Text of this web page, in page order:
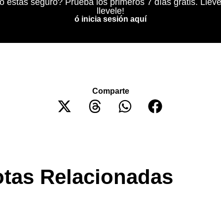
estás seguro? Prueba los primeros 7 días grátis.
llevele!
ó inicia sesión aquí
Comparte
Relacionadas